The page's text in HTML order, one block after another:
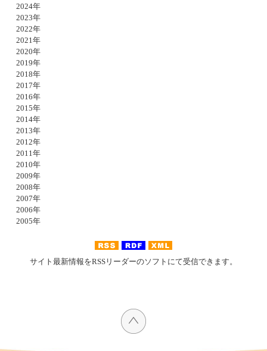
2024年
2023年
2022年
2021年
2020年
2019年
2018年
2017年
2016年
2015年
2014年
2013年
2012年
2011年
2010年
2009年
2008年
2007年
2006年
2005年
サイト最新情報をRSSリーダーのソフトにて受信できます。